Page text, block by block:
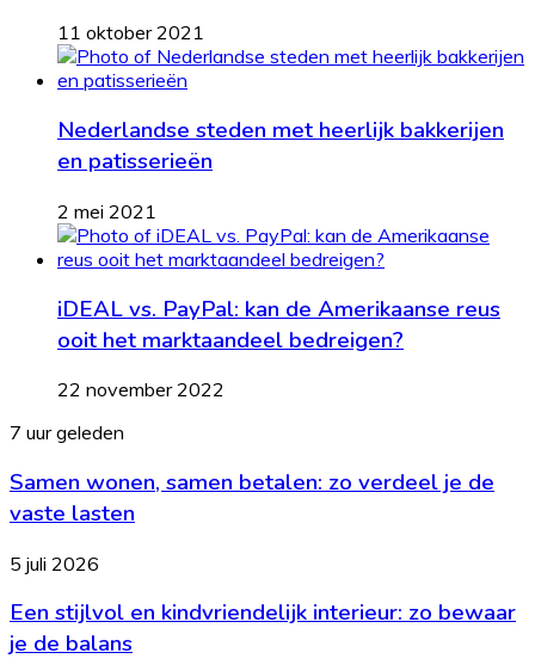
11 oktober 2021
Nederlandse steden met heerlijk bakkerijen
en patisserieën
2 mei 2021
iDEAL vs. PayPal: kan de Amerikaanse reus
ooit het marktaandeel bedreigen?
22 november 2022
Samen
samen
betalen:
zo
je
de
vaste
lasten
7 uur geleden
Samen wonen, samen betalen: zo verdeel je de
vaste lasten
Een
en
kindvriendelijk
interieur:
5 juli 2026
Een stijlvol en kindvriendelijk interieur: zo bewaar
je de balans